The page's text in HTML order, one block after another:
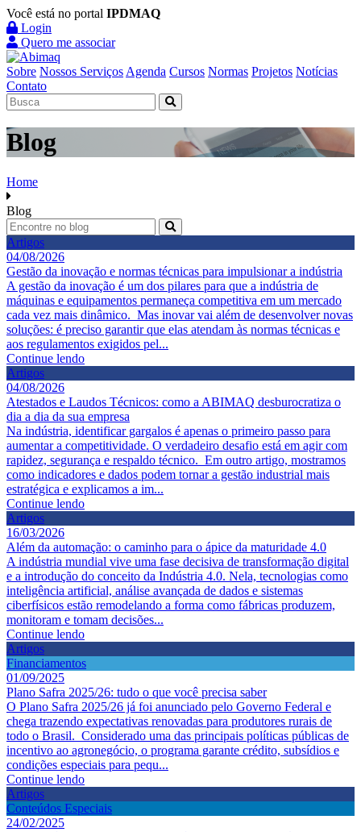
Você está no portal IPDMAQ
Login
Quero me associar
Sobre Nossos Serviços Agenda Cursos Normas Projetos Notícias
Contato
Blog
Home
Blog
Artigos
04/08/2026
Gestão da inovação e normas técnicas para impulsionar a indústria
A gestão da inovação é um dos pilares para que a indústria de
máquinas e equipamentos permaneça competitiva em um mercado
cada vez mais dinâmico. Mas inovar vai além de desenvolver novas
soluções: é preciso garantir que elas atendam às normas técnicas e
aos regulamentos exigidos pel...
Continue lendo
Artigos
04/08/2026
Atestados e Laudos Técnicos: como a ABIMAQ desburocratiza o
dia a dia da sua empresa
Na indústria, identificar gargalos é apenas o primeiro passo para
aumentar a competitividade. O verdadeiro desafio está em agir com
rapidez, segurança e respaldo técnico. Em outro artigo, mostramos
como indicadores e dados podem tornar a gestão industrial mais
estratégica e explicamos a im...
Continue lendo
Artigos
16/03/2026
Além da automação: o caminho para o ápice da maturidade 4.0
A indústria mundial vive uma fase decisiva de transformação digital
e a introdução do conceito da Indústria 4.0. Nela, tecnologias como
inteligência artificial, análise avançada de dados e sistemas
ciberfísicos estão remodelando a forma como fábricas produzem,
monitoram e tomam decisões...
Continue lendo
Artigos
Financiamentos
01/09/2025
Plano Safra 2025/26: tudo o que você precisa saber
O Plano Safra 2025/26 já foi anunciado pelo Governo Federal e
chega trazendo expectativas renovadas para produtores rurais de
todo o Brasil. Considerado uma das principais políticas públicas de
incentivo ao agronegócio, o programa garante crédito, subsídios e
condições especiais para pequ...
Continue lendo
Artigos
Conteúdos Especiais
24/02/2025